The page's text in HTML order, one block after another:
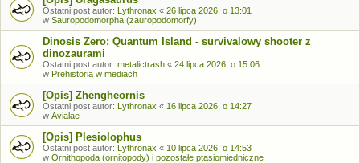
Ostatni post autor: Lythronax « 26 lipca 2026, o 13:01
w Sauropodomorpha (zauropodomorfy)
Dinosis Zero: Quantum Island - survivalowy shooter z
dinozaurami
Ostatni post autor: metalictrash « 24 lipca 2026, o 15:06
w Prehistoria w mediach
[Opis] Zhengheornis
Ostatni post autor: Lythronax « 16 lipca 2026, o 14:27
w Avialae
[Opis] Plesiolophus
Ostatni post autor: Lythronax « 10 lipca 2026, o 14:53
w Ornithopoda (ornitopody) i pozostałe ptasiomiedniczne